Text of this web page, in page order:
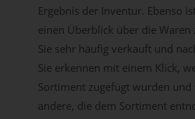
Ergebnis der Inventur. Ebenso
einen Überblick über die Waren
Sie sehr häufig verkauft und
Sie erkennen mit einem Klick,
Sortiment zugefügt wurden
andere, die dem Sortiment